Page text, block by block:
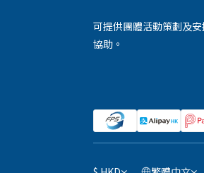
可提供團體活動策劃及
協助。